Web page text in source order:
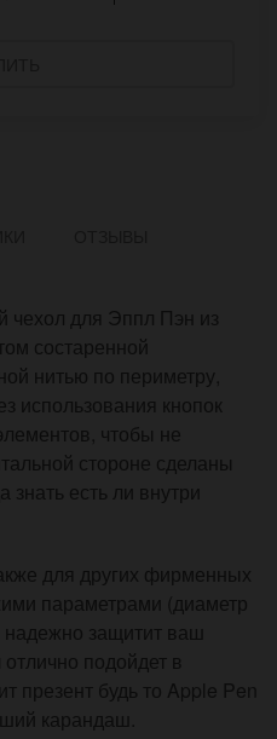
чехол для Эппл Пэн из
состаренной
нитью по периметру,
использования кнопок
чтобы не
стороне сделаны
знать есть ли внутри
для других фирменных
параметрами (диаметр
защитит ваш
подойдет в
презент будь то Apple Pen
карандаш.